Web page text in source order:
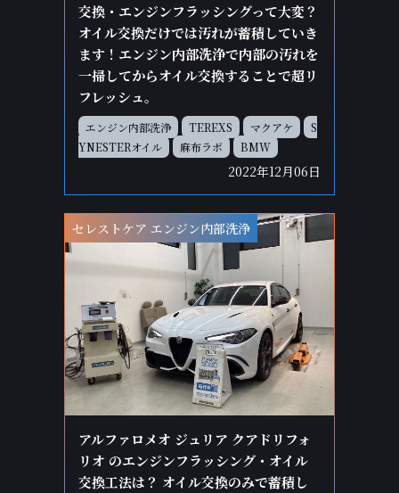
交換・エンジンフラッシングって大変？
オイル交換だけでは汚れが蓄積していき
ます！エンジン内部洗浄で内部の汚れを
一掃してからオイル交換することで超リ
フレッシュ。
エンジン内部洗浄 TEREXS マクアケ
S
YNESTERオイル
麻布ラボ BMW
2022年12月06日
セレストケア エンジン内部洗浄
アルファロメオ ジュリア クアドリフォ
リオ のエンジンフラッシング・オイル
交換工法は？ オイル交換のみで蓄積し